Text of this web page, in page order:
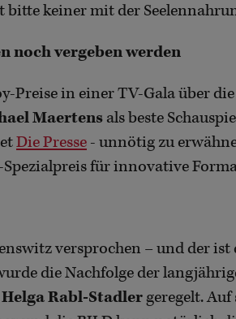
bitte keiner mit der
noch vergeben werden
Preise in einer TV-Gala über
Maertens als beste
Die Presse - unnötig zu
für innovative
versprochen – und der ist
die Nachfolge der
Helga Rabl-Stadler geregelt.